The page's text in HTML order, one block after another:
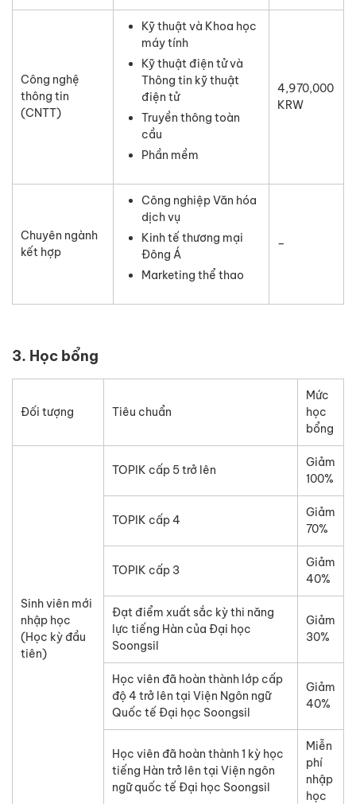
Công nghệ
thông tin
(CNTT)
Kỹ thuật và Khoa học
máy tính
Kỹ thuật điện tử và
Thông tin kỹ thuật
điện tử
Truyền thông toàn
cầu
Phần mềm
4,970,000
KRW
Chuyên ngành
kết hợp
Công nghiệp Văn hóa
dịch vụ
Kinh tế thương mại
Đông Á
Marketing thể thao
–
3. Học bổng
Đối tượng Tiêu chuẩn
Mức
học
bổng
Sinh viên mới
nhập học
(Học kỳ đầu
tiên)
TOPIK cấp 5 trở lên
Giảm
100%
TOPIK cấp 4
Giảm
70%
TOPIK cấp 3
Giảm
40%
Đạt điểm xuất sắc kỳ thi năng
lực tiếng Hàn của Đại học
Soongsil
Giảm
30%
Học viên đã hoàn thành lớp cấp
độ 4 trở lên tại Viện Ngôn ngữ
Quốc tế Đại học Soongsil
Giảm
40%
Học viên đã hoàn thành 1 kỳ học
tiếng Hàn trở lên tại Viện ngôn
ngữ quốc tế Đại học Soongsil
Miễn
phí
nhập
học